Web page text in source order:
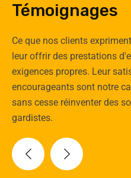
Témoignages
Ce que nos clients
leur offrir des prestations
exigences propres. Leur
encourageants sont notre
sans cesse réinventer des
gardistes.